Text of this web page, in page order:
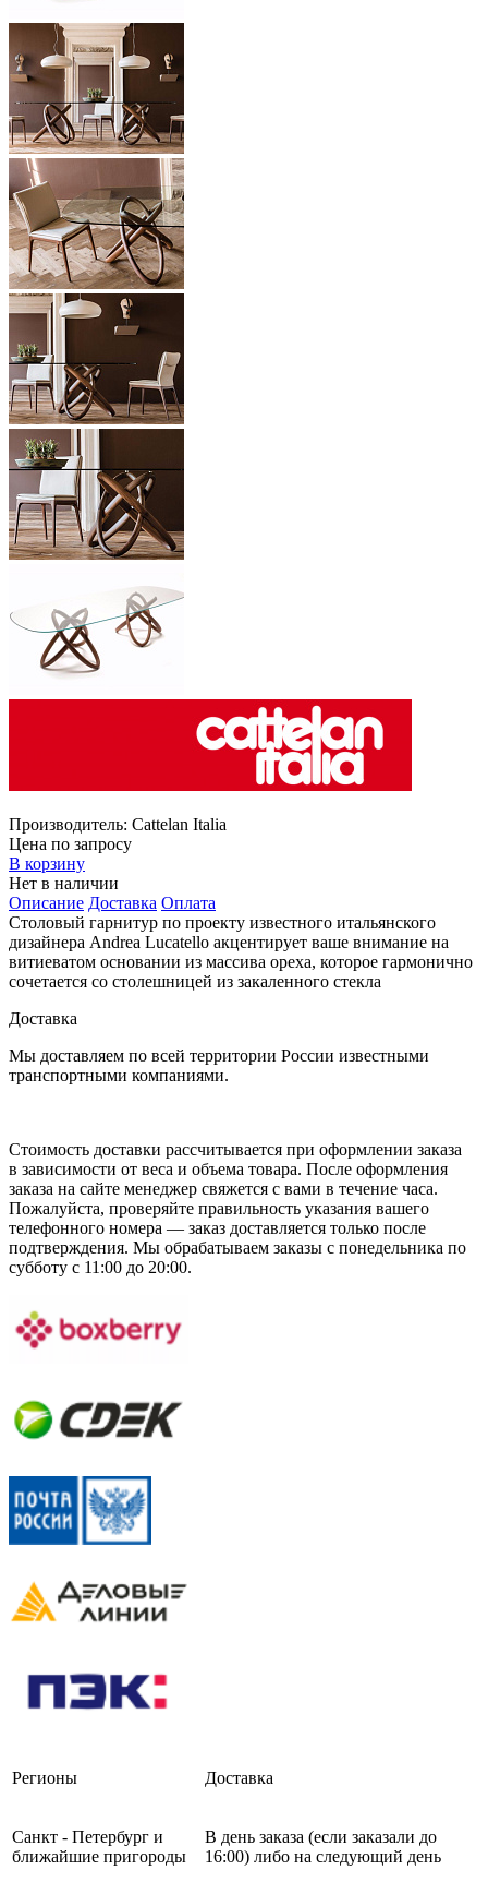
Производитель: Cattelan Italia
Цена по запросу
В корзину
Нет в наличии
Описание Доставка Оплата
Столовый гарнитур по проекту известного итальянского
дизайнера Andrea Lucatello акцентирует ваше внимание на
витиеватом основании из массива ореха, которое гармонично
сочетается со столешницей из закаленного стекла
Доставка
Мы доставляем по всей территории России известными
транспортными компаниями.
Стоимость доставки рассчитывается при оформлении заказа
в зависимости от веса и объема товара. После оформления
заказа на сайте менеджер свяжется с вами в течение часа.
Пожалуйста, проверяйте правильность указания вашего
телефонного номера — заказ доставляется только после
подтверждения. Мы обрабатываем заказы с понедельника по
субботу с 11:00 до 20:00.
Регионы Доставка
Санкт - Петербург и
ближайшие пригороды
В день заказа (если заказали до
16:00) либо на следующий день